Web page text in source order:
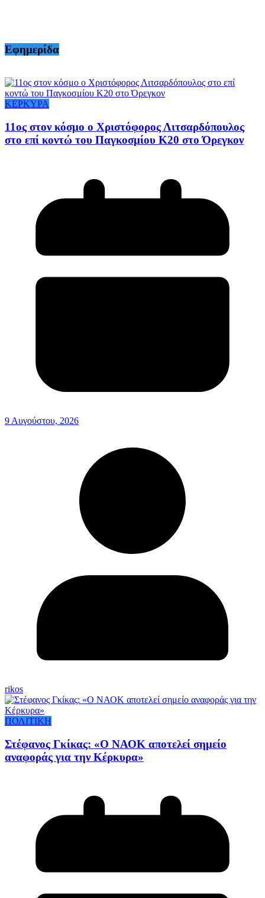
Εφημερίδα
ΚΕΡΚΥΡΑ
11ος στον κόσμο ο Χριστόφορος Λιτσαρδόπουλος
στο επί κοντώ του Παγκοσμίου Κ20 στο Όρεγκον
9 Αυγούστου, 2026
rikos
ΠΟΛΙΤΙΚΗ
Στέφανος Γκίκας: «Ο ΝΑΟΚ αποτελεί σημείο
αναφοράς για την Κέρκυρα»